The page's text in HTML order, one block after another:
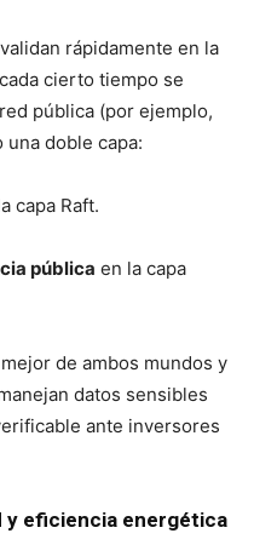
rápidamente en la
cierto tiempo se
pública (por ejemplo,
doble capa:
capa Raft.
pública en la capa
de ambos mundos y
datos sensibles
ante inversores
y eficiencia energética